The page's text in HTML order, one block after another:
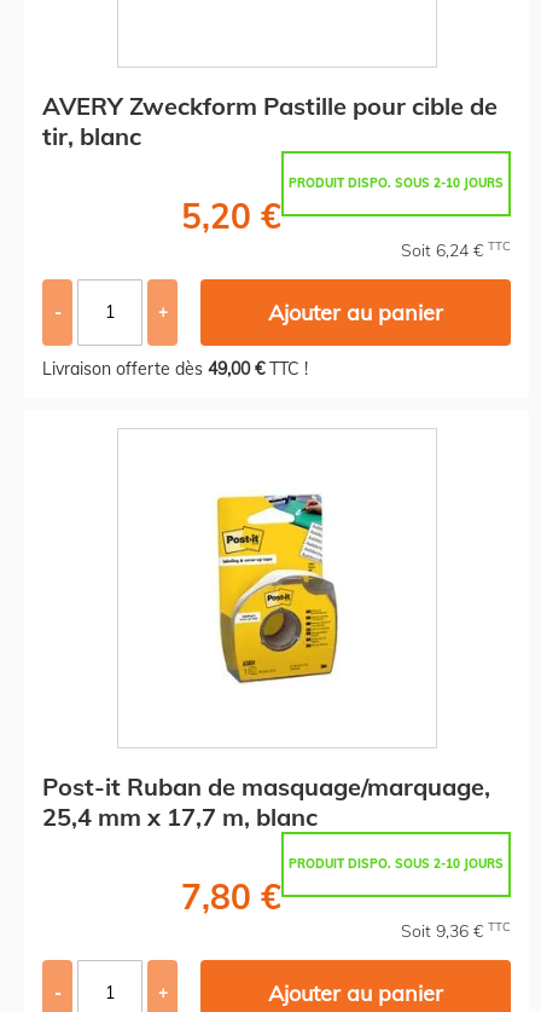
AVERY Zweckform Pastille pour cible de
tir, blanc
PRODUIT DISPO. SOUS 2-10 JOURS
5,20 €
Soit 6,24 € TTC
- + Ajouter au panier
Livraison offerte dès 49,00 €TTC !
Post-it Ruban de masquage/marquage,
25,4 mm x 17,7 m, blanc
PRODUIT DISPO. SOUS 2-10 JOURS
7,80 €
Soit 9,36 € TTC
- + Ajouter au panier